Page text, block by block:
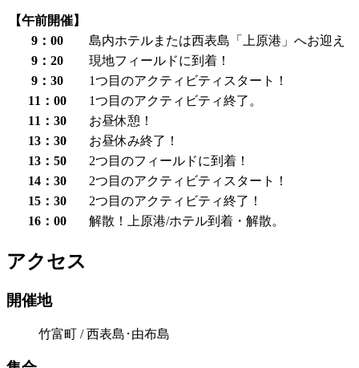
【午前開催】
9：00
島内ホテルまたは西表島「上原港」へお迎え
9：20
現地フィールドに到着！
9：30
1つ目のアクティビティスタート！
11：00
1つ目のアクティビティ終了。
11：30
お昼休憩！
13：30
お昼休み終了！
13：50
2つ目のフィールドに到着！
14：30
2つ目のアクティビティスタート！
15：30
2つ目のアクティビティ終了！
16：00
解散！上原港/ホテル到着・解散。
アクセス
開催地
竹富町 / 西表島･由布島